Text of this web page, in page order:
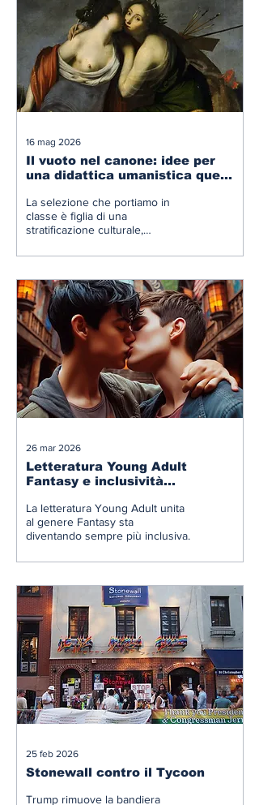
16 mag 2026
Il vuoto nel canone: idee per
una didattica umanistica queer
La selezione che portiamo in
classe è figlia di una
stratificazione culturale,
26 mar 2026
Letteratura Young Adult
Fantasy e inclusività
La letteratura Young Adult unita
al genere Fantasy sta
diventando sempre più inclusiva.
25 feb 2026
Stonewall contro il Tycoon
Trump rimuove la bandiera